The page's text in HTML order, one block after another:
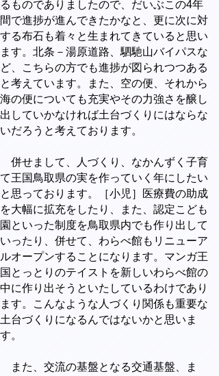
るものでありましたので、だいぶこの4年
間で進捗が進んできたかなと、更に次に対
する布石も着々と生まれてきていると思い
ます。北条－湯原道路、駟馳山バイパスな
ど、こちらの方でも進捗が図られつつある
と考えています。また、空の便、それから
海の便についても充実やその力強さを醸し
出していかなければ土台づくりにはならな
いだろうと考えております。
併せまして、人づくり、なかんずく子育
て王国鳥取県の実を作っていく年にしたい
と思っております。［小児］医療費の助成
を大幅に拡充をしたり、また、認定こども
園といった制度を鳥取県内でも作り出して
いったり、併せて、わらべ館もリニューア
ルオープンすることになります。マンガ王
国とっとりのテイストを新しいわらべ館の
中に作り出そうといたしているわけであり
ます。こんなような人づくり関係も重要な
土台づくりになるんではないかと思いま
す。
また、交流の基盤となる交通基盤、ま